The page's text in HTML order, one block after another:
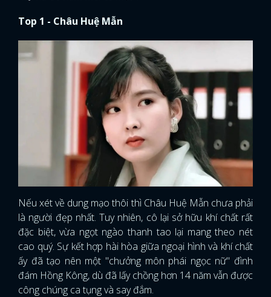
Top 1 - Châu Huệ Mẫn
Nếu xét về dung mạo thôi thì Châu Huệ Mẫn chưa phải
là người đẹp nhất. Tuy nhiên, cô lại sở hữu khí chất rất
đặc biệt, vừa ngọt ngào thanh tao lại mang theo nét
cao quý. Sự kết hợp hài hòa giữa ngoại hình và khí chất
ấy đã tạo nên một "chưởng môn phái ngọc nữ" đình
đám Hồng Kông, dù đã lấy chồng hơn 14 năm vẫn được
công chúng ca tụng và say đắm.